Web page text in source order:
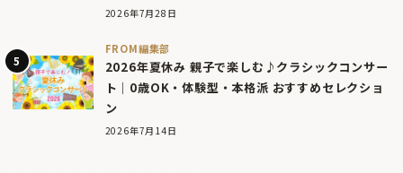
2026年7月28日
FROM編集部
2026年夏休み 親子で楽しむ♪クラシックコンサー
ト｜0歳OK・体験型・本格派 おすすめセレクショ
ン
2026年7月14日